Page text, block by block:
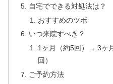
自宅でできる対処法は？
おすすめのツボ
いつ来院すべき？
1ヶ月（約5回）→ 3ヶ
回）
ご予約方法